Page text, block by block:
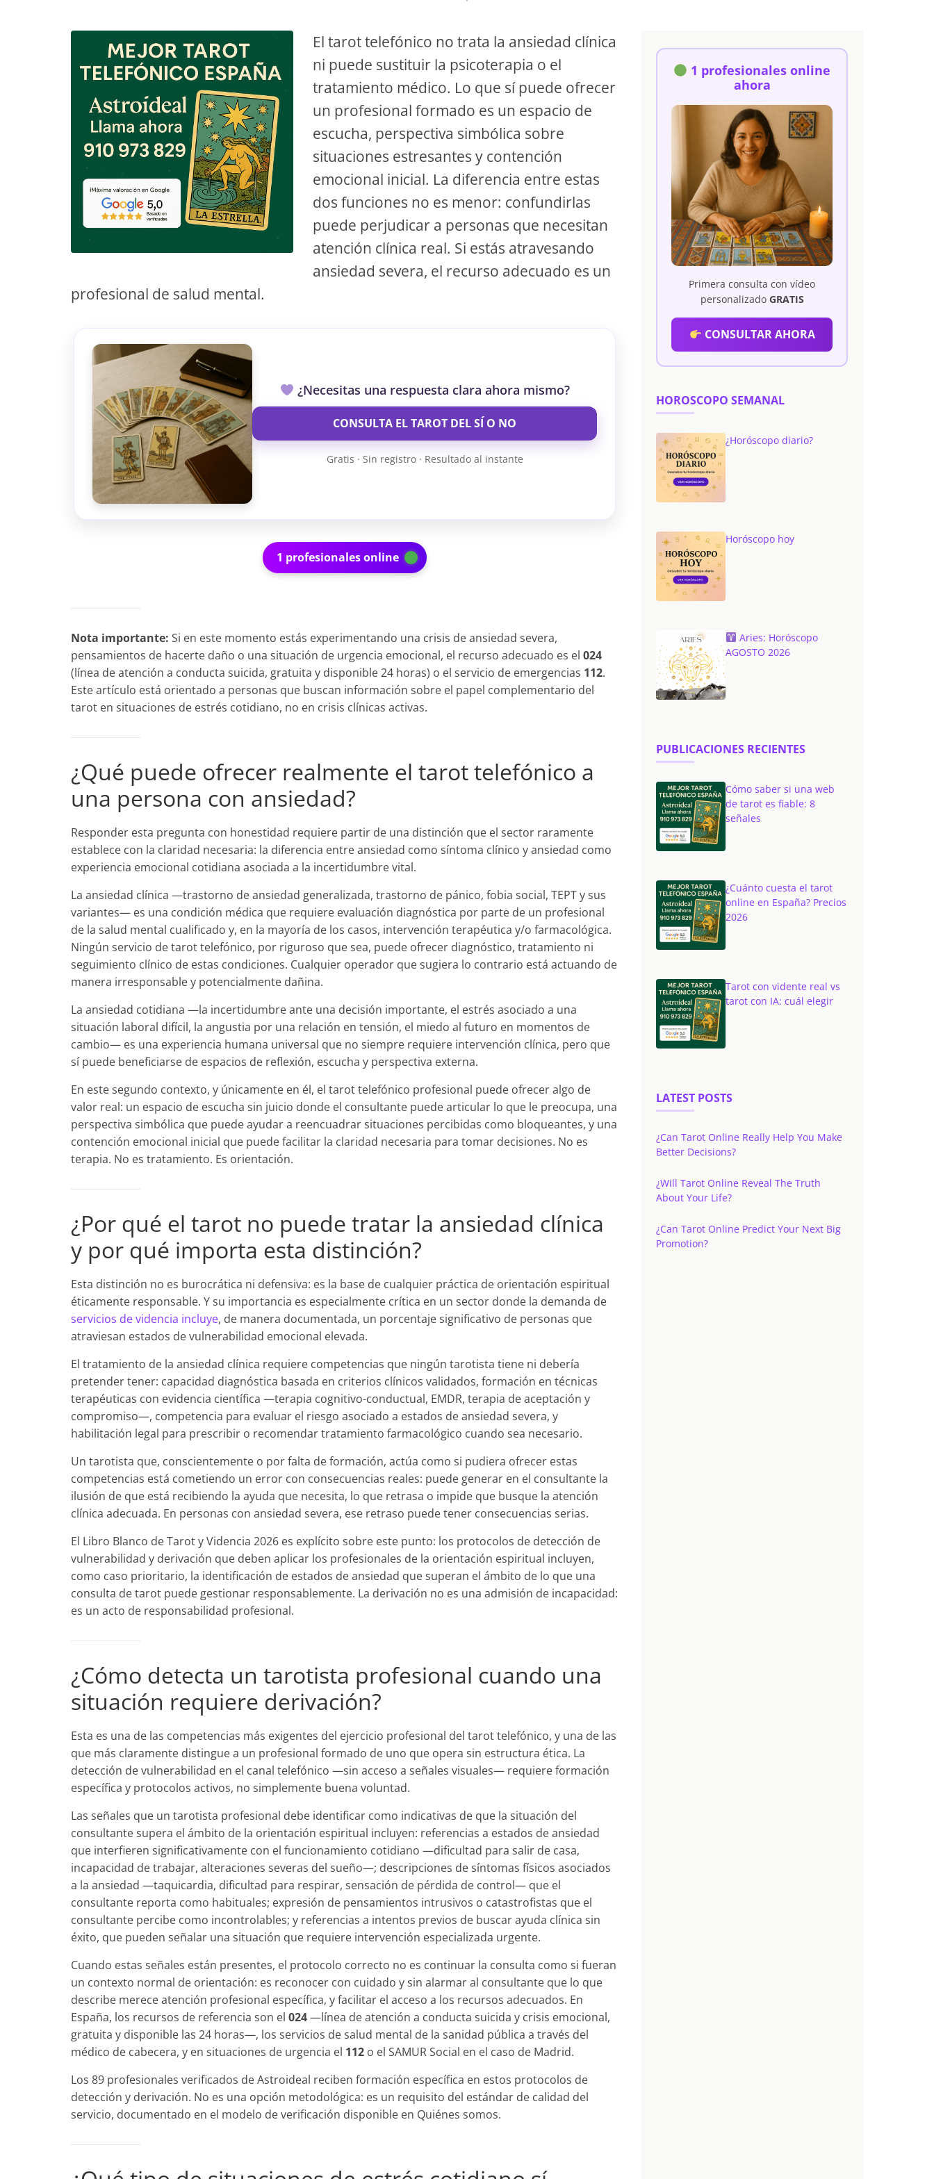
El tarot telefónico no trata la ansiedad clínica
ni puede sustituir la psicoterapia o el
tratamiento médico. Lo que sí puede ofrecer
un profesional formado es un espacio de
escucha, perspectiva simbólica sobre
situaciones estresantes y contención
emocional inicial. La diferencia entre estas
dos funciones no es menor: confundirlas
puede perjudicar a personas que necesitan
atención clínica real. Si estás atravesando
ansiedad severa, el recurso adecuado es un
profesional de salud mental.
¿Necesitas una respuesta clara ahora mismo?
CONSULTA EL TAROT DEL SÍ O NO
Gratis · Sin registro · Resultado al instante
1 profesionales online
Nota importante: Si en este momento estás experimentando una crisis de ansiedad severa,
pensamientos de hacerte daño o una situación de urgencia emocional, el recurso adecuado es el 024
(línea de atención a conducta suicida, gratuita y disponible 24 horas) o el servicio de emergencias 112.
Este artículo está orientado a personas que buscan información sobre el papel complementario del
tarot en situaciones de estrés cotidiano, no en crisis clínicas activas.
¿Qué puede ofrecer realmente el tarot telefónico a
una persona con ansiedad?
Responder esta pregunta con honestidad requiere partir de una distinción que el sector raramente
establece con la claridad necesaria: la diferencia entre ansiedad como síntoma clínico y ansiedad como
experiencia emocional cotidiana asociada a la incertidumbre vital.
La ansiedad clínica —trastorno de ansiedad generalizada, trastorno de pánico, fobia social, TEPT y sus
variantes— es una condición médica que requiere evaluación diagnóstica por parte de un profesional
de la salud mental cualificado y, en la mayoría de los casos, intervención terapéutica y/o farmacológica.
Ningún servicio de tarot telefónico, por riguroso que sea, puede ofrecer diagnóstico, tratamiento ni
seguimiento clínico de estas condiciones. Cualquier operador que sugiera lo contrario está actuando de
manera irresponsable y potencialmente dañina.
La ansiedad cotidiana —la incertidumbre ante una decisión importante, el estrés asociado a una
situación laboral difícil, la angustia por una relación en tensión, el miedo al futuro en momentos de
cambio— es una experiencia humana universal que no siempre requiere intervención clínica, pero que
sí puede beneficiarse de espacios de reflexión, escucha y perspectiva externa.
En este segundo contexto, y únicamente en él, el tarot telefónico profesional puede ofrecer algo de
valor real: un espacio de escucha sin juicio donde el consultante puede articular lo que le preocupa, una
perspectiva simbólica que puede ayudar a reencuadrar situaciones percibidas como bloqueantes, y una
contención emocional inicial que puede facilitar la claridad necesaria para tomar decisiones. No es
terapia. No es tratamiento. Es orientación.
¿Por qué el tarot no puede tratar la ansiedad clínica
y por qué importa esta distinción?
Esta distinción no es burocrática ni defensiva: es la base de cualquier práctica de orientación espiritual
éticamente responsable. Y su importancia es especialmente crítica en un sector donde la demanda de
servicios de videncia incluye, de manera documentada, un porcentaje significativo de personas que
atraviesan estados de vulnerabilidad emocional elevada.
El tratamiento de la ansiedad clínica requiere competencias que ningún tarotista tiene ni debería
pretender tener: capacidad diagnóstica basada en criterios clínicos validados, formación en técnicas
terapéuticas con evidencia científica —terapia cognitivo-conductual, EMDR, terapia de aceptación y
compromiso—, competencia para evaluar el riesgo asociado a estados de ansiedad severa, y
habilitación legal para prescribir o recomendar tratamiento farmacológico cuando sea necesario.
Un tarotista que, conscientemente o por falta de formación, actúa como si pudiera ofrecer estas
competencias está cometiendo un error con consecuencias reales: puede generar en el consultante la
ilusión de que está recibiendo la ayuda que necesita, lo que retrasa o impide que busque la atención
clínica adecuada. En personas con ansiedad severa, ese retraso puede tener consecuencias serias.
El Libro Blanco de Tarot y Videncia 2026 es explícito sobre este punto: los protocolos de detección de
vulnerabilidad y derivación que deben aplicar los profesionales de la orientación espiritual incluyen,
como caso prioritario, la identificación de estados de ansiedad que superan el ámbito de lo que una
consulta de tarot puede gestionar responsablemente. La derivación no es una admisión de incapacidad:
es un acto de responsabilidad profesional.
¿Cómo detecta un tarotista profesional cuando una
situación requiere derivación?
Esta es una de las competencias más exigentes del ejercicio profesional del tarot telefónico, y una de las
que más claramente distingue a un profesional formado de uno que opera sin estructura ética. La
detección de vulnerabilidad en el canal telefónico —sin acceso a señales visuales— requiere formación
específica y protocolos activos, no simplemente buena voluntad.
Las señales que un tarotista profesional debe identificar como indicativas de que la situación del
consultante supera el ámbito de la orientación espiritual incluyen: referencias a estados de ansiedad
que interfieren significativamente con el funcionamiento cotidiano —dificultad para salir de casa,
incapacidad de trabajar, alteraciones severas del sueño—; descripciones de síntomas físicos asociados
a la ansiedad —taquicardia, dificultad para respirar, sensación de pérdida de control— que el
consultante reporta como habituales; expresión de pensamientos intrusivos o catastrofistas que el
consultante percibe como incontrolables; y referencias a intentos previos de buscar ayuda clínica sin
éxito, que pueden señalar una situación que requiere intervención especializada urgente.
Cuando estas señales están presentes, el protocolo correcto no es continuar la consulta como si fueran
un contexto normal de orientación: es reconocer con cuidado y sin alarmar al consultante que lo que
describe merece atención profesional específica, y facilitar el acceso a los recursos adecuados. En
España, los recursos de referencia son el 024—línea de atención a conducta suicida y crisis emocional,
gratuita y disponible las 24 horas—, los servicios de salud mental de la sanidad pública a través del
médico de cabecera, y en situaciones de urgencia el 112 o el SAMUR Social en el caso de Madrid.
Los 89 profesionales verificados de Astroideal reciben formación específica en estos protocolos de
detección y derivación. No es una opción metodológica: es un requisito del estándar de calidad del
servicio, documentado en el modelo de verificación disponible en Quiénes somos.
1 profesionales online
ahora
Primera consulta con vídeo
personalizado GRATIS
CONSULTAR AHORA
HOROSCOPO SEMANAL
¿Horóscopo diario?
Horóscopo hoy
Aries: Horóscopo
AGOSTO 2026
PUBLICACIONES RECIENTES
Cómo saber si una web
de tarot es fiable: 8
señales
¿Cuánto cuesta el tarot
online en España? Precios
2026
Tarot con vidente real vs
tarot con IA: cuál elegir
LATEST POSTS
¿Can Tarot Online Really Help You Make
Better Decisions?
¿Will Tarot Online Reveal The Truth
About Your Life?
¿Can Tarot Online Predict Your Next Big
Promotion?
CONSIGUE TUS 5 MINUTOS
✓ Sin cargos automáticos. El chat se detiene al finalizar el crédito